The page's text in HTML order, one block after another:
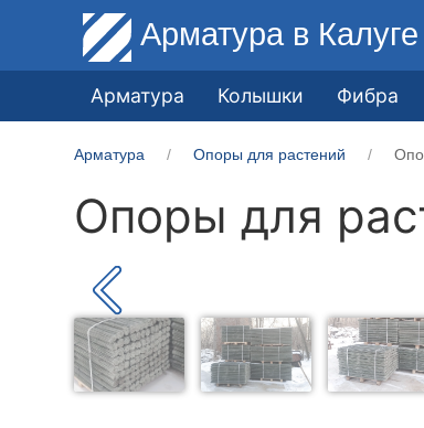
Арматура в Калуге
Арматура Колышки Фибра
Арматура Опоры для растений
Опоры для